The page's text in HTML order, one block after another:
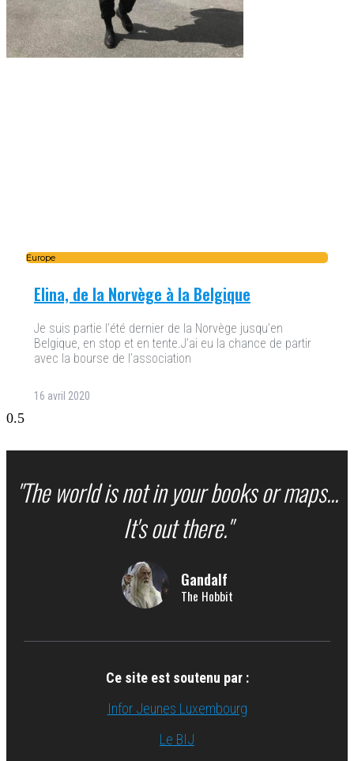
Europe
Elina, de la Norvège à la Belgique
Je suis partie l’été dernier de la Norvège jusqu’en
Belgique, en stop et en tente.J’ai eu la chance de partir
avec la bourse de l’association
16 avril 2020
"The world is not in your books or maps...
It's out there."
Gandalf
The Hobbit
Ce site est soutenu par :
Infor Jeunes Luxembourg
Le BIJ